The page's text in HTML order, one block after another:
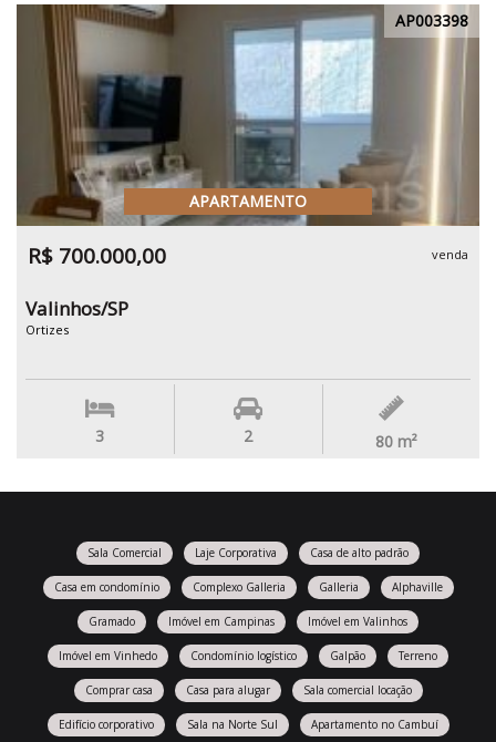
AP003398
APARTAMENTO
R$ 700.000,00 venda
Valinhos/SP
Ortizes
3 2 80 m²
Sala Comercial Laje Corporativa Casa de alto padrão
Casa em condomínio Complexo Galleria Galleria Alphaville
Gramado Imóvel em Campinas Imóvel em Valinhos
Imóvel em Vinhedo Condomínio logístico Galpão Terreno
Comprar casa Casa para alugar Sala comercial locação
Edifício corporativo Sala na Norte Sul Apartamento no Cambuí